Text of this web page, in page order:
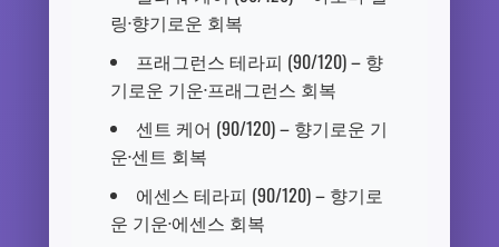
링·향기로운 회복
프래그런스 테라피 (90/120) – 향
기로운 기운·프래그런스 회복
센트 케어 (90/120) – 향기로운 기
운·센트 회복
에센스 테라피 (90/120) – 향기로
운 기운·에센스 회복